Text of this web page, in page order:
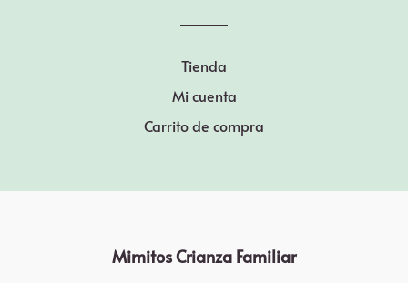
Tienda
Mi cuenta
Carrito de compra
Mimitos Crianza Familiar